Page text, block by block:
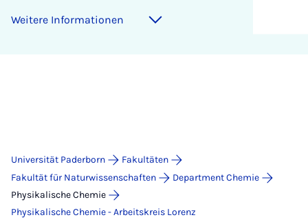
Weitere Informationen
Universität Paderborn
Fakultäten
Fakultät für Naturwissenschaften
Department Chemie
Physikalische Chemie
Physikalische Chemie - Arbeitskreis Lorenz